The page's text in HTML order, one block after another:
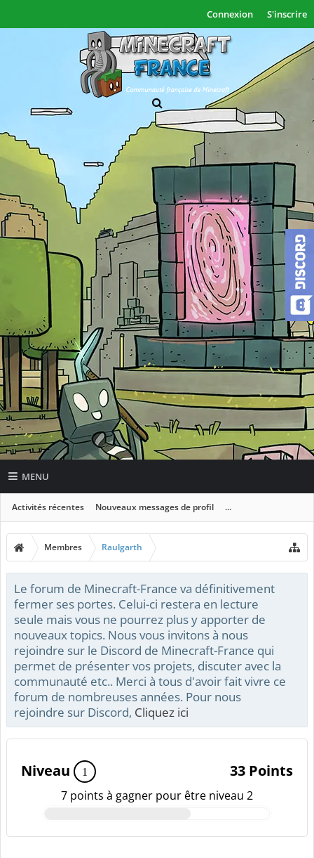
Connexion S'inscrire
MENU
Activités récentes Nouveaux messages de profil ...
Membres Raulgarth
Le forum de Minecraft-France va définitivement
fermer ses portes. Celui-ci restera en lecture
seule mais vous ne pourrez plus y apporter de
nouveaux topics. Nous vous invitons à nous
rejoindre sur le Discord de Minecraft-France qui
permet de présenter vos projets, discuter avec la
communauté etc.. Merci à tous d'avoir fait vivre ce
forum de nombreuses années. Pour nous
rejoindre sur Discord, Cliquez ici
Niveau 1 33 Points
7 points à gagner pour être niveau 2